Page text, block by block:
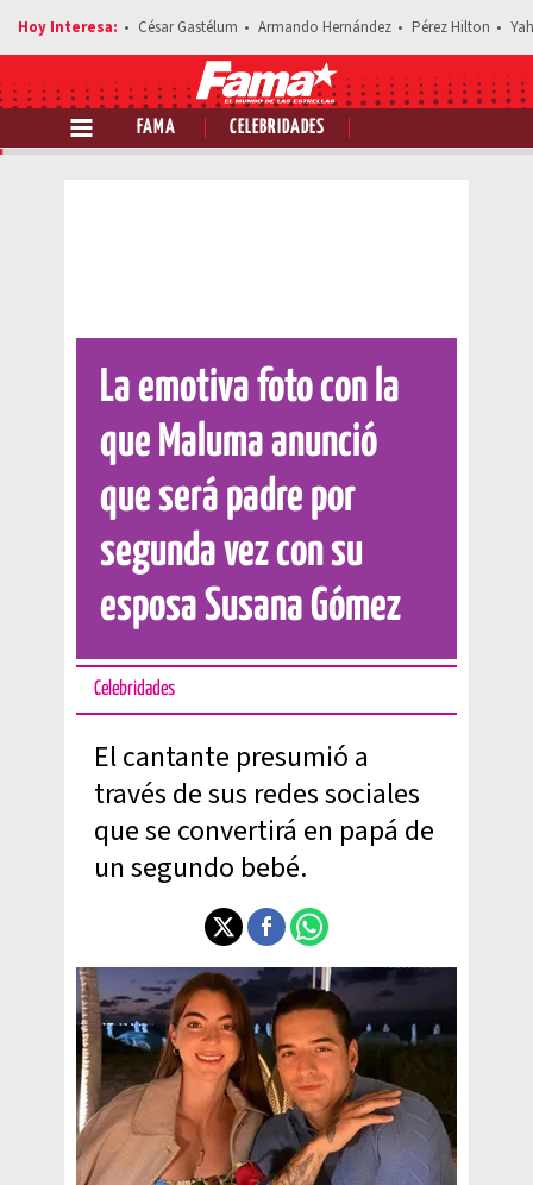
César Gastélum Armando Hernández Pérez Hilton
FAMA CELEBRIDADES
Comparte esta noticia
La emotiva foto con la
que Maluma anunció
que será padre por
segunda vez con su
esposa Susana Gómez
Celebridades
El cantante presumió a
través de sus redes sociales
que se convertirá en papá de
un segundo bebé.